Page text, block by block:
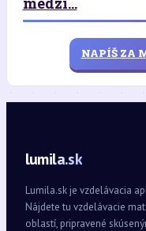
NAPÍŠ ZA
lumila.sk
Lumila.sk je vzdelávacia
Nájdete tu vzdelávacie
oblastí, pripravené